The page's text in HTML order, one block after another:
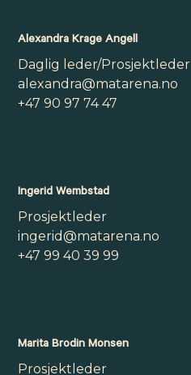
Alexandra Krage Angell
Daglig leder/Prosjektleder
alexandra@matarena.no
+47 90 97 74 47
Ingerid Wembstad
Prosjektleder
ingerid@matarena.no
+47 99 40 39 99
Marita Brodin Monsen
Prosjektleder